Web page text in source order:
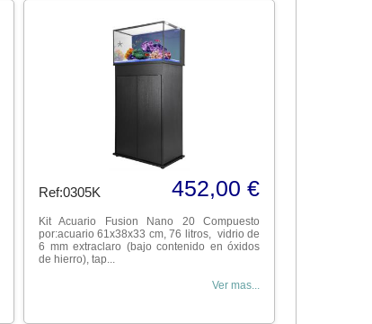
Ref:0305K 452,00 €
Kit Acuario Fusion Nano 20 Compuesto
por:acuario 61x38x33 cm, 76 litros, vidrio de
6 mm extraclaro (bajo contenido en óxidos
de hierro), tap...
Ver mas...